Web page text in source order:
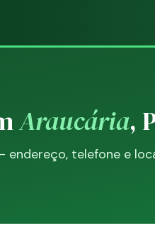
Araucária,
telefone e